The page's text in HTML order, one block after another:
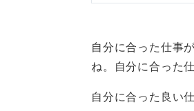
自分に合った仕事
ね。自分に合った
自分に合った良い